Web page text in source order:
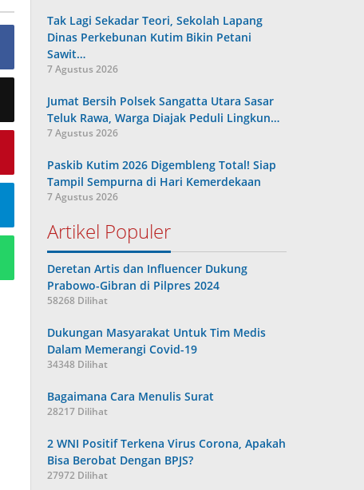
Tak Lagi Sekadar Teori, Sekolah Lapang
Dinas Perkebunan Kutim Bikin Petani
Sawit…
7 Agustus 2026
Jumat Bersih Polsek Sangatta Utara Sasar
Teluk Rawa, Warga Diajak Peduli Lingkun…
7 Agustus 2026
Paskib Kutim 2026 Digembleng Total! Siap
Tampil Sempurna di Hari Kemerdekaan
7 Agustus 2026
Artikel Populer
Deretan Artis dan Influencer Dukung
Prabowo-Gibran di Pilpres 2024
58268 Dilihat
Dukungan Masyarakat Untuk Tim Medis
Dalam Memerangi Covid-19
34348 Dilihat
Bagaimana Cara Menulis Surat
28217 Dilihat
2 WNI Positif Terkena Virus Corona, Apakah
Bisa Berobat Dengan BPJS?
27972 Dilihat